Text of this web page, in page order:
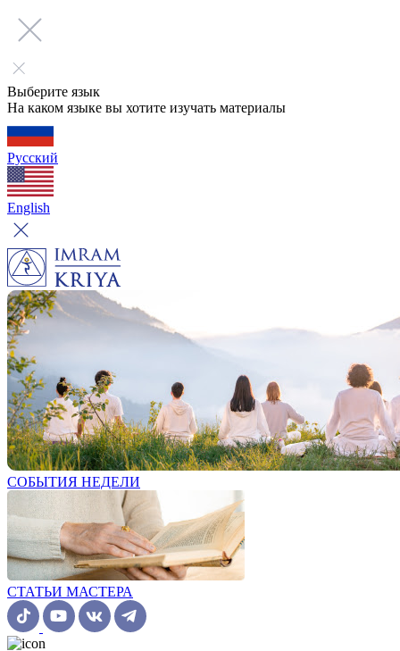
Выберите язык
На каком языке вы хотите изучать материалы
Русский
English
СОБЫТИЯ НЕДЕЛИ
СТАТЬИ МАСТЕРА